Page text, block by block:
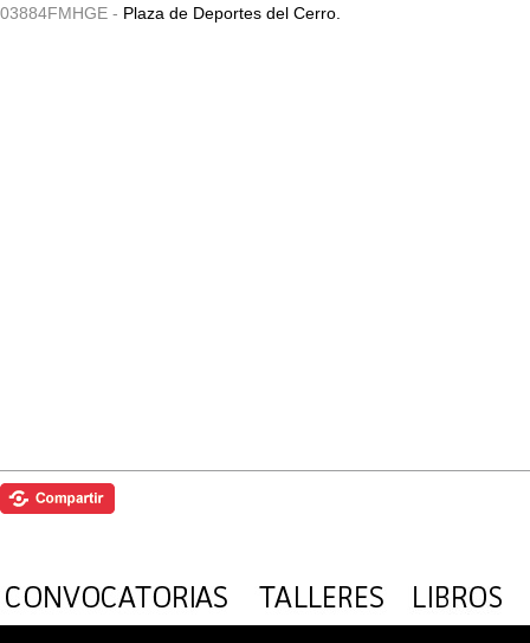
03884FMHGE - Plaza de Deportes del Cerro.